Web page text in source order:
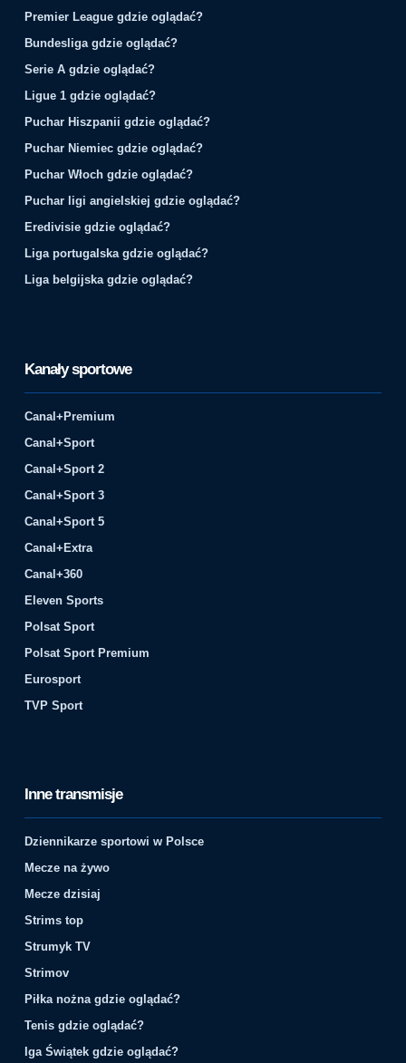
Premier League gdzie oglądać?
Bundesliga gdzie oglądać?
Serie A gdzie oglądać?
Ligue 1 gdzie oglądać?
Puchar Hiszpanii gdzie oglądać?
Puchar Niemiec gdzie oglądać?
Puchar Włoch gdzie oglądać?
Puchar ligi angielskiej gdzie oglądać?
Eredivisie gdzie oglądać?
Liga portugalska gdzie oglądać?
Liga belgijska gdzie oglądać?
Kanały sportowe
Canal+Premium
Canal+Sport
Canal+Sport 2
Canal+Sport 3
Canal+Sport 5
Canal+Extra
Canal+360
Eleven Sports
Polsat Sport
Polsat Sport Premium
Eurosport
TVP Sport
Inne transmisje
Dziennikarze sportowi w Polsce
Mecze na żywo
Mecze dzisiaj
Strims top
Strumyk TV
Strimov
Piłka nożna gdzie oglądać?
Tenis gdzie oglądać?
Iga Świątek gdzie oglądać?